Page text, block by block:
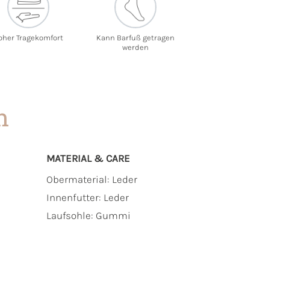
Tragekomfort
Kann Barfuß getragen
werden
MATERIAL & CARE
Obermaterial: Leder
Innenfutter: Leder
Laufsohle: Gummi